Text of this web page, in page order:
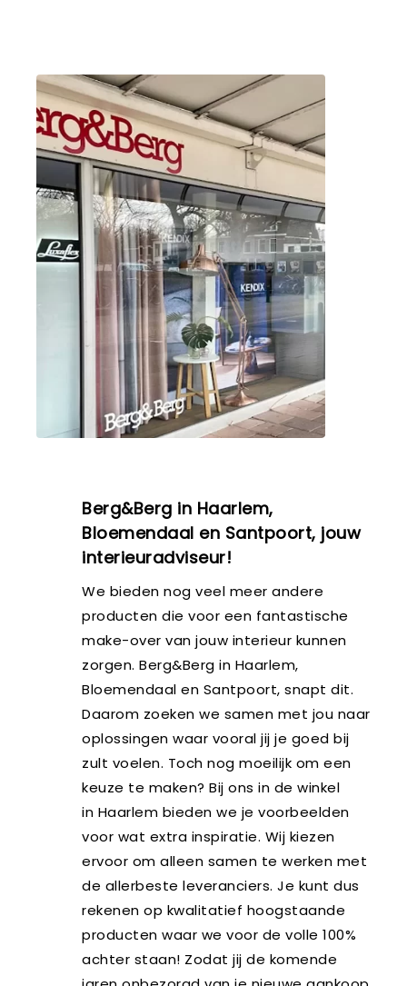
Berg&Berg in Haarlem,
Bloemendaal en Santpoort, jouw
interieuradviseur!
We bieden nog veel meer andere
producten die voor een fantastische
make-over van jouw interieur kunnen
zorgen. Berg&Berg in Haarlem,
Bloemendaal en Santpoort, snapt dit.
Daarom zoeken we samen met jou naar
oplossingen waar vooral jij je goed bij
zult voelen. Toch nog moeilijk om een
keuze te maken? Bij ons in de winkel
in Haarlem bieden we je voorbeelden
voor wat extra inspiratie. Wij kiezen
ervoor om alleen samen te werken met
de allerbeste leveranciers. Je kunt dus
rekenen op kwalitatief hoogstaande
producten waar we voor de volle 100%
achter staan! Zodat jij de komende